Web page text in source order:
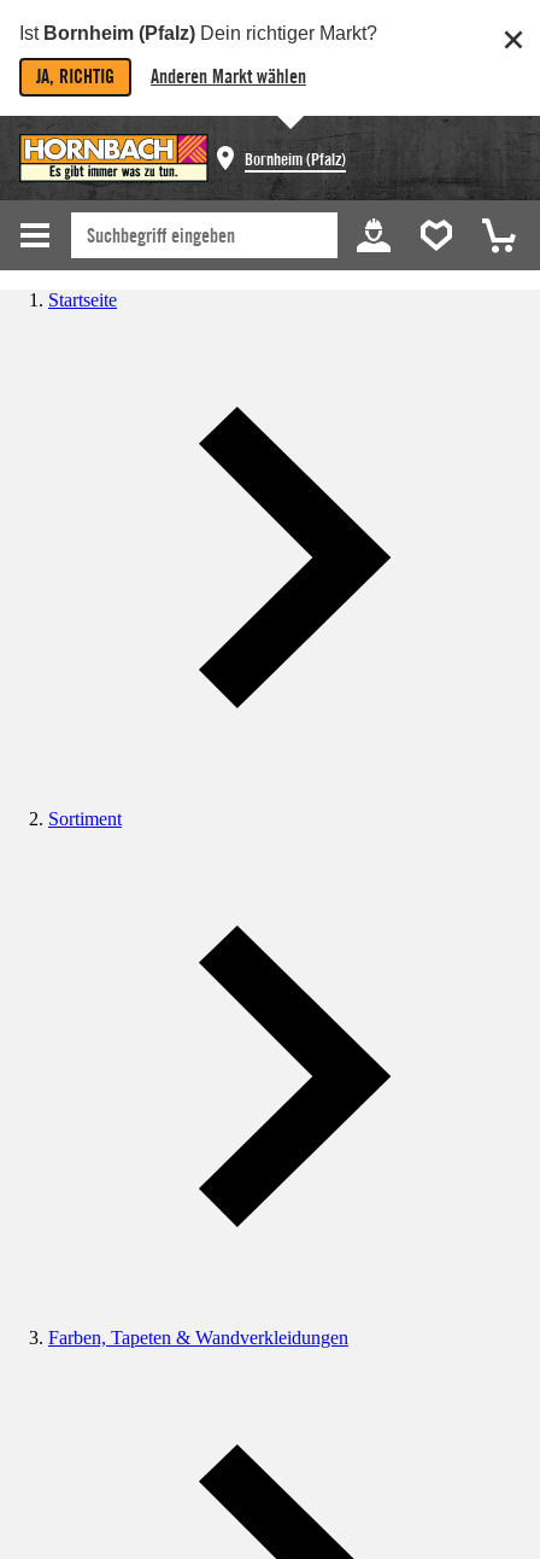
Ist Bornheim (Pfalz) Dein richtiger Markt?
JA, RICHTIG Anderen Markt wählen
Bornheim (Pfalz)
Startseite
Sortiment
Farben, Tapeten & Wandverkleidungen